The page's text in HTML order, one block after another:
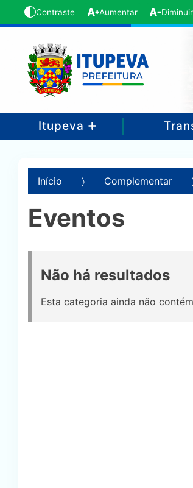
Contraste Aumentar Diminuir
Itupeva
Início Complementar
Eventos
Não há resultados
Esta categoria ainda não